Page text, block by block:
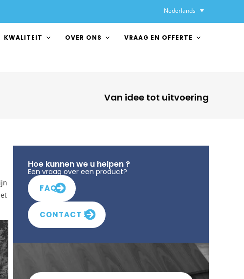
Nederlands
KWALITEIT OVER ONS VRAAG EN OFFERTE
Van idee tot uitvoering
Hoe kunnen we u helpen ?
Een vraag over een product?
FAQ
CONTACT !